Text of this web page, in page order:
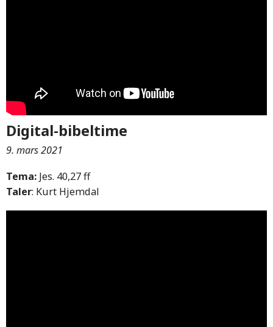
Digital-bibeltime
9. mars 2021
Tema: Jes. 40,27 ff
Taler: Kurt Hjemdal